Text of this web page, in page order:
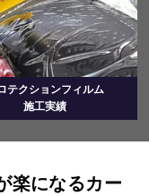
テクションフィルム
施工実績
楽になるカー